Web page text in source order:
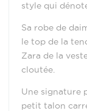
style qui
Sa robe de
le top de la
Zara de la
cloutée.
Une signature
petit talon